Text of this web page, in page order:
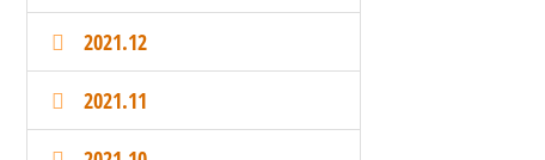
2021.12
2021.11